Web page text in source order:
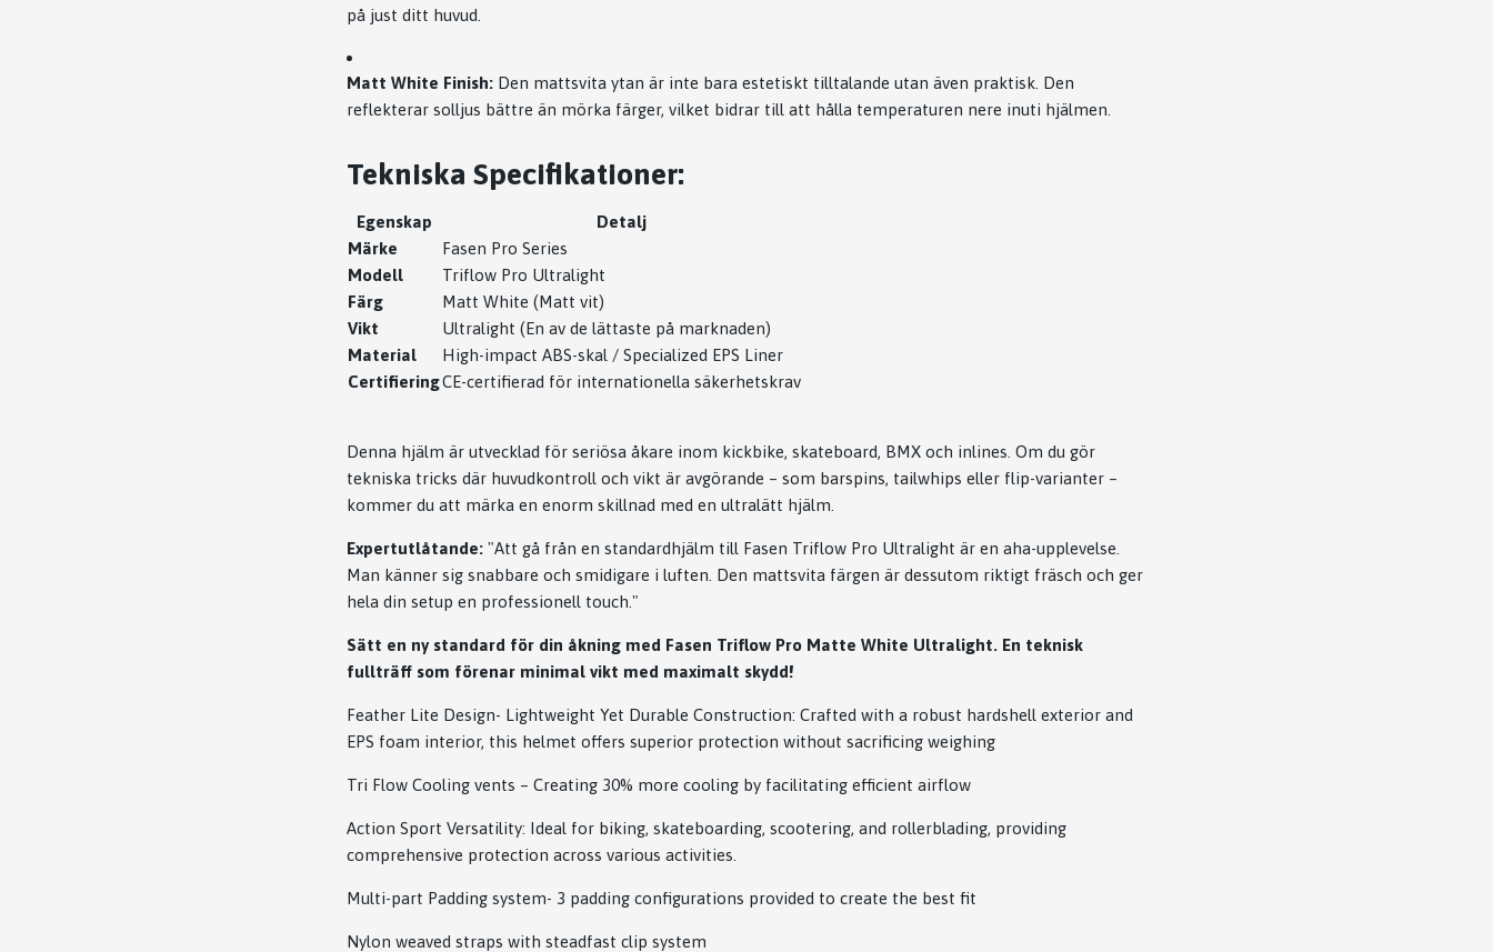
på just ditt huvud.
Matt White Finish: Den mattsvita ytan är inte bara estetiskt tilltalande utan även praktisk. Den
reflekterar solljus bättre än mörka färger, vilket bidrar till att hålla temperaturen nere inuti hjälmen.
Tekniska Specifikationer:
Egenskap
Detalj
Märke
Fasen Pro Series
Modell
Triflow Pro Ultralight
Färg
Matt White (Matt vit)
Vikt
Ultralight (En av de lättaste på marknaden)
Material
High-impact ABS-skal / Specialized EPS Liner
CertifieringCE-certifierad för internationella säkerhetskrav
Denna hjälm är utvecklad för seriösa åkare inom kickbike, skateboard, BMX och inlines. Om du gör
tekniska tricks där huvudkontroll och vikt är avgörande – som barspins, tailwhips eller flip-varianter –
kommer du att märka en enorm skillnad med en ultralätt hjälm.
Expertutlåtande: "Att gå från en standardhjälm till Fasen Triflow Pro Ultralight är en aha-upplevelse.
Man känner sig snabbare och smidigare i luften. Den mattsvita färgen är dessutom riktigt fräsch och ger
hela din setup en professionell touch."
Sätt en ny standard för din åkning med Fasen Triflow Pro Matte White Ultralight. En teknisk
fullträff som förenar minimal vikt med maximalt skydd!
Feather Lite Design- Lightweight Yet Durable Construction: Crafted with a robust hardshell exterior and
EPS foam interior, this helmet offers superior protection without sacrificing weighing
Tri Flow Cooling vents – Creating 30% more cooling by facilitating efficient airflow
Action Sport Versatility: Ideal for biking, skateboarding, scootering, and rollerblading, providing
comprehensive protection across various activities.
Multi-part Padding system- 3 padding configurations provided to create the best fit
Nylon weaved straps with steadfast clip system